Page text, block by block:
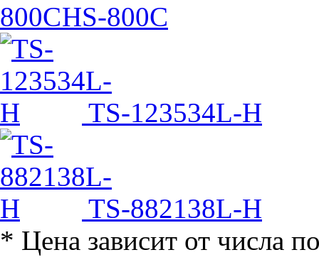
HS-800C
TS-123534L-H
TS-882138L-H
* Цена зависит от числа